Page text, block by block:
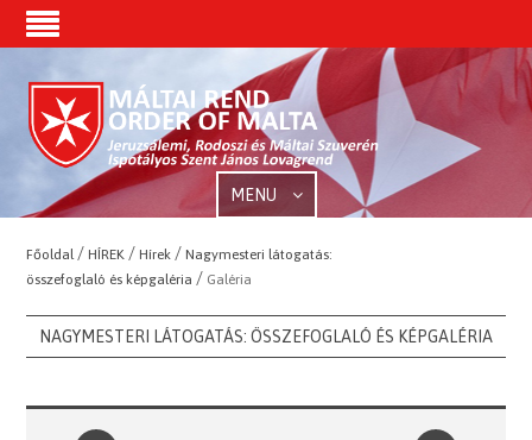
MENU
Főoldal /HÍREK /Hírek /Nagymesteri látogatás:
összefoglaló és képgaléria / Galéria
NAGYMESTERI LÁTOGATÁS: ÖSSZEFOGLALÓ ÉS KÉPGALÉRIA